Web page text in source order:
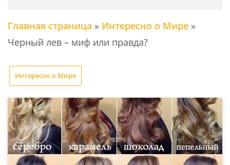
Главная страница » Интересно о Мире »
Черный лев – миф или правда?
Интересно о Мире